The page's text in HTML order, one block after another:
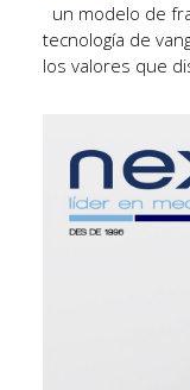
un modelo de
tecnología de
los valores que